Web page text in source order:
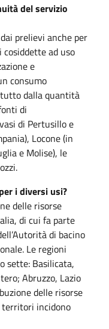
del servizio
prelievi anche per
ad uso
e
consumo
dalla quantità
di
di Pertusillo e
Locone (in
e Molise), le
i diversi usi?
delle risorse
di cui fa parte
di bacino
Le regioni
sette: Basilicata,
Abruzzo, Lazio
delle risorse
territori incidono